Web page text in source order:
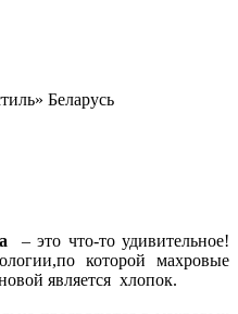
Беларусь
– это что-то удивительное!
которой махровые
является хлопок.